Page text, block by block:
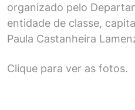
organizado pelo
entidade de classe,
Paula Castanheira
Clique para ver as fotos.